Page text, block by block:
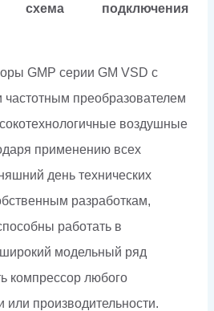
схема подключения
GMP серии GM VSD с
преобразователем
воздушные
применению всех
день технических
разработкам,
работать в
модельный ряд
компрессор любого
производительности.